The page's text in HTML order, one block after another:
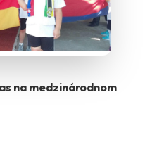
na medzinárodnom